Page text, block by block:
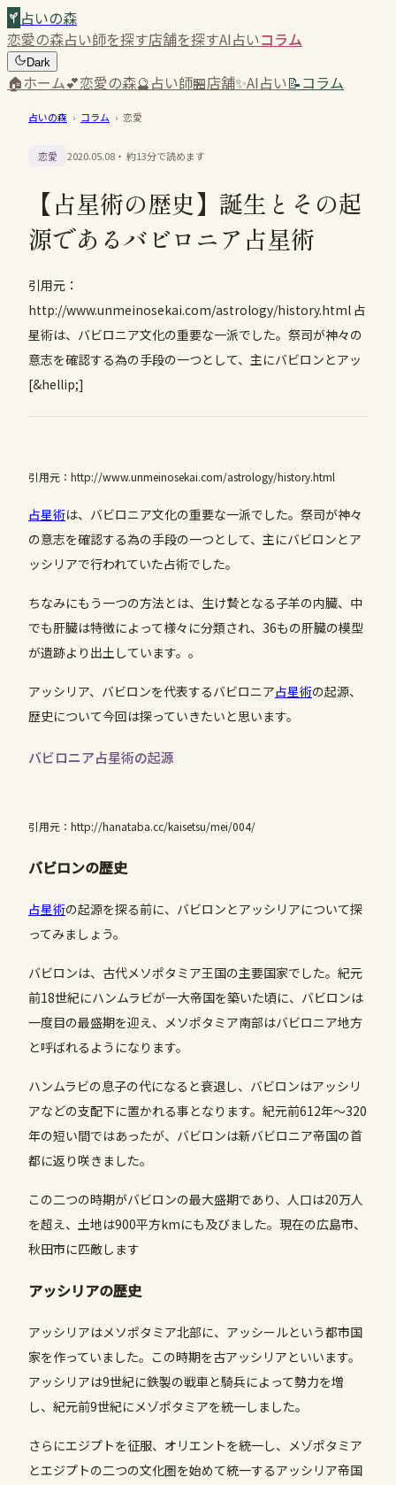
占いの森
恋愛の森占い師を探す店舗を探すAI占いコラム
Dark
🏠ホーム💕恋愛の森🔮占い師🏪店舗✨AI占い📝コラム
占いの森 › コラム › 恋愛
恋愛 2020.05.08 ・ 約13分で読めます
【占星術の歴史】誕生とその起
源であるバビロニア占星術
引用元：
http://www.unmeinosekai.com/astrology/history.html 占
星術は、バビロニア文化の重要な一派でした。祭司が神々の
意志を確認する為の手段の一つとして、主にバビロンとアッ
[&hellip;]
引用元：http://www.unmeinosekai.com/astrology/history.html
占星術は、バビロニア文化の重要な一派でした。祭司が神々
の意志を確認する為の手段の一つとして、主にバビロンとア
ッシリアで行われていた占術でした。
ちなみにもう一つの方法とは、生け贄となる子羊の内臓、中
でも肝臓は特徴によって様々に分類され、36もの肝臓の模型
が遺跡より出土しています。。
アッシリア、バビロンを代表するバビロニア占星術の起源、
歴史について今回は探っていきたいと思います。
バビロニア占星術の起源
引用元：http://hanataba.cc/kaisetsu/mei/004/
バビロンの歴史
占星術の起源を探る前に、バビロンとアッシリアについて探
ってみましょう。
バビロンは、古代メソポタミア王国の主要国家でした。紀元
前18世紀にハンムラビが一大帝国を築いた頃に、バビロンは
一度目の最盛期を迎え、メソポタミア南部はバビロニア地方
と呼ばれるようになります。
ハンムラビの息子の代になると衰退し、バビロンはアッシリ
アなどの支配下に置かれる事となります。紀元前612年～320
年の短い間ではあったが、バビロンは新バビロニア帝国の首
都に返り咲きました。
この二つの時期がバビロンの最大盛期であり、人口は20万人
を超え、土地は900平方kmにも及びました。現在の広島市、
秋田市に匹敵します
アッシリアの歴史
アッシリアはメソポタミア北部に、アッシールという都市国
家を作っていました。この時期を古アッシリアといいます。
アッシリアは9世紀に鉄製の戦車と騎兵によって勢力を増
し、紀元前9世紀にメゾポタミアを統一しました。
さらにエジプトを征服、オリエントを統一し、メゾポタミア
とエジプトの二つの文化圏を始めて統一するアッシリア帝国